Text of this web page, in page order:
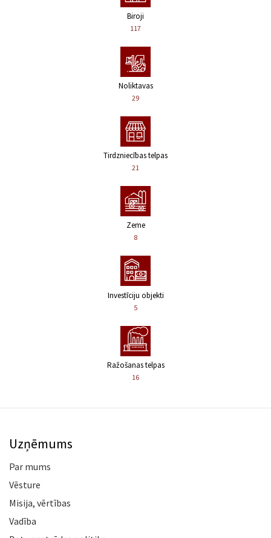
Biroji
117
Noliktavas
29
Tirdzniecības telpas
21
Zeme
8
Investīciju objekti
5
Ražošanas telpas
16
Uzņēmums
Par mums
Vēsture
Misija, vērtības
Vadība